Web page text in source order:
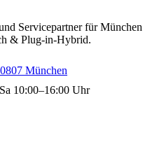
Servicepartner für München
& Plug-in-Hybrid.
München
10:00–16:00 Uhr